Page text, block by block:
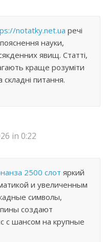
notatky.net.ua речі
науки,
явищ. Статті,
краще розуміти
складні питання.
in 0:22
2500 слот яркий
и увеличенным
символы,
создают
с шансом на крупные